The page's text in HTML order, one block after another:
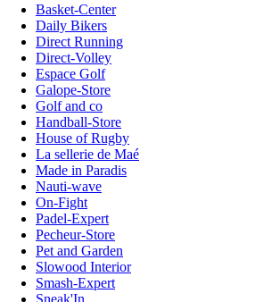
Basket-Center
Daily Bikers
Direct Running
Direct-Volley
Espace Golf
Galope-Store
Golf and co
Handball-Store
House of Rugby
La sellerie de Maé
Made in Paradis
Nauti-wave
On-Fight
Padel-Expert
Pecheur-Store
Pet and Garden
Slowood Interior
Smash-Expert
Sneak'In